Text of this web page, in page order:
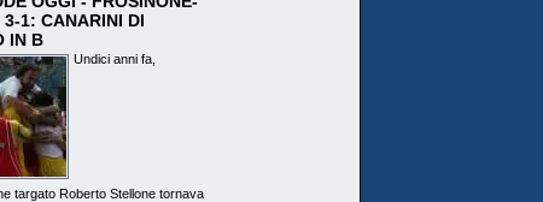
3-1: CANARINI DI
IN B
Undici anni fa,
targato Roberto Stellone tornava